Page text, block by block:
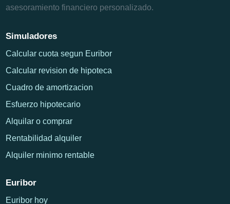
asesoramiento financiero personalizado.
Simuladores
Calcular cuota segun Euribor
Calcular revision de hipoteca
Cuadro de amortizacion
Esfuerzo hipotecario
Alquilar o comprar
Rentabilidad alquiler
Alquiler minimo rentable
Euribor
Euribor hoy